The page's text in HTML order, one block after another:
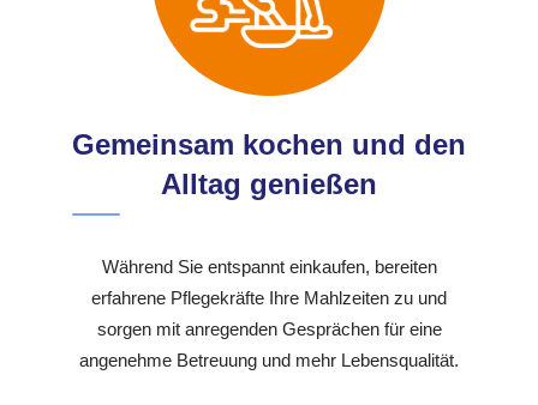
Gemeinsam kochen und den
Alltag genießen
Während Sie entspannt einkaufen, bereiten
erfahrene Pflegekräfte Ihre Mahlzeiten zu und
sorgen mit anregenden Gesprächen für eine
angenehme Betreuung und mehr Lebensqualität.